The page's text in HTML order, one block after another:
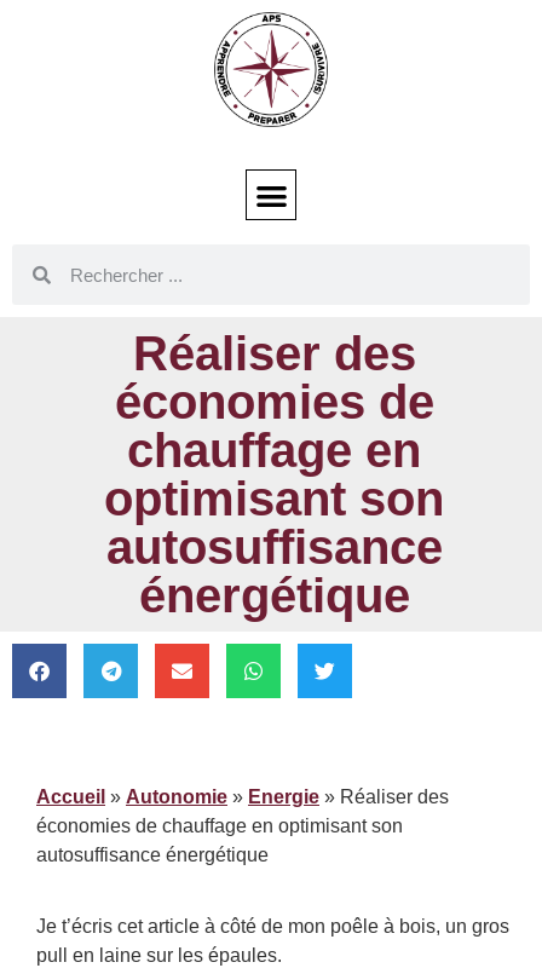
Réaliser des
économies de
chauffage en
optimisant son
autosuffisance
énergétique
Accueil » Autonomie » Energie » Réaliser des
économies de chauffage en optimisant son
autosuffisance énergétique
Je t’écris cet article à côté de mon poêle à bois, un gros
pull en laine sur les épaules.